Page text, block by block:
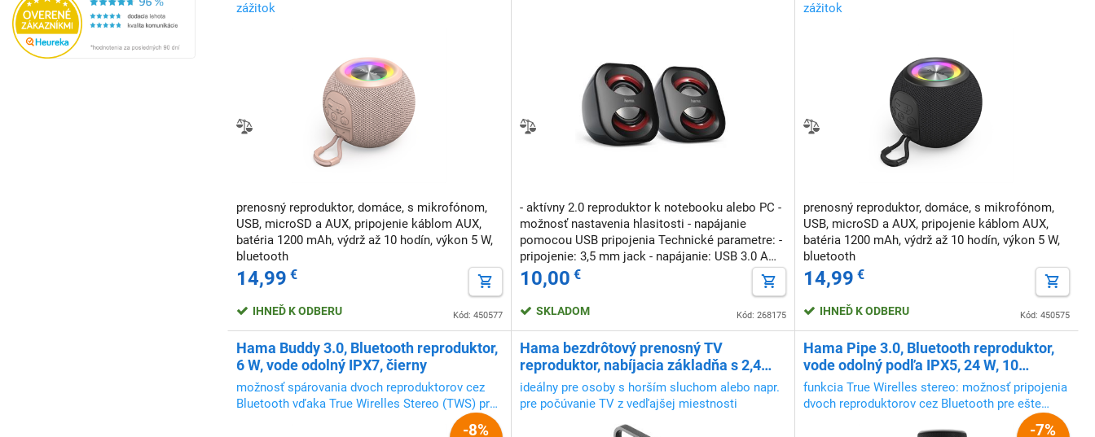
zážitok
prenosný reproduktor, domáce, s mikrofónom,
USB, microSD a AUX, pripojenie káblom AUX,
batéria 1200 mAh, výdrž až 10 hodín, výkon 5 W,
bluetooth
14,99 €
Kód: 450577
IHNEĎ K ODBERU
- aktívny 2.0 reproduktor k notebooku alebo PC -
možnosť nastavenia hlasitosti - napájanie
pomocou USB pripojenia Technické parametre: -
pripojenie: 3,5 mm jack - napájanie: USB 3.0 A
vidlica - audiosystém: 2.0 - frekvenčný rozsah
reproduktorov: 120
10,00 €
Kód: 268175
SKLADOM
zážitok
prenosný reproduktor, domáce, s mikrofónom,
USB, microSD a AUX, pripojenie káblom AUX,
batéria 1200 mAh, výdrž až 10 hodín, výkon 5 W,
bluetooth
14,99 €
Kód: 450575
IHNEĎ K ODBERU
Hama Buddy 3.0, Bluetooth reproduktor,
6 W, vode odolný IPX7, čierny
možnosť spárovania dvoch reproduktorov cez
Bluetooth vďaka True Wirelles Stereo (TWS) pre
-8%
Hama bezdrôtový prenosný TV
reproduktor, nabíjacia základňa s 2,4
GHz vysielačom, Bluetooth
ideálny pre osoby s horším sluchom alebo napr.
pre počúvanie TV z vedľajšej miestnosti
Hama Pipe 3.0, Bluetooth reproduktor,
vode odolný podľa IPX5, 24 W, 10
svetelných režimov, čierny
funkcia True Wirelles stereo: možnosť pripojenia
dvoch reproduktorov cez Bluetooth pre ešte
-7%